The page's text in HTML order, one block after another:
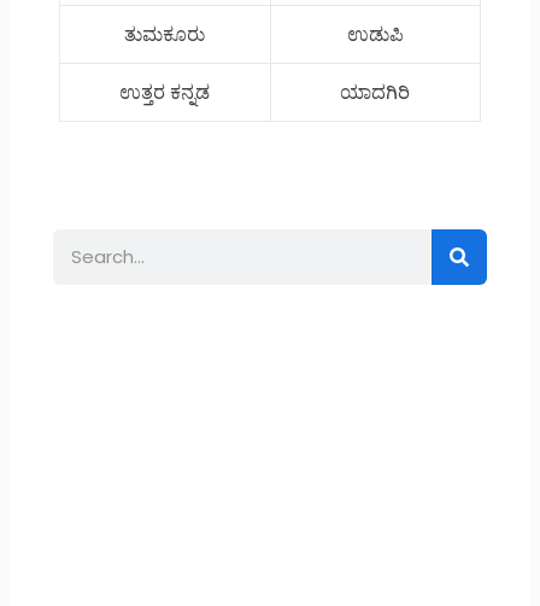
ತುಮಕೂರು ಉಡುಪಿ
ಉತ್ತರ ಕನ್ನಡ ಯಾದಗಿರಿ
Search